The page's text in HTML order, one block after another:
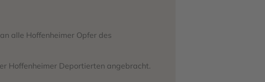
alle Hoffenheimer Opfer des
Hoffenheimer Deportierten angebracht.